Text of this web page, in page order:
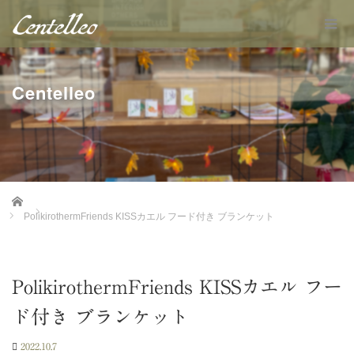
Centelleo
Home
PolikirothermFriends KISSカエル フード付き ブランケット
PolikirothermFriends KISSカエル フー
ド付き ブランケット
2022.10.7